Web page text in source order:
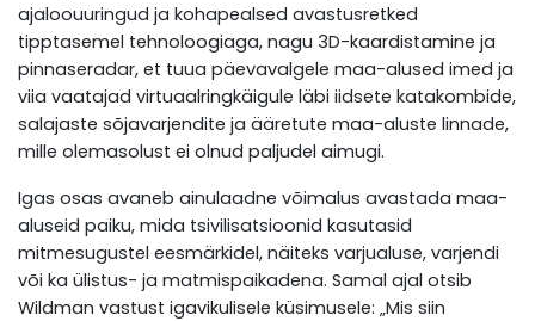
ajaloouuringud ja kohapealsed avastusretked
tipptasemel tehnoloogiaga, nagu 3D-kaardistamine ja
pinnaseradar, et tuua päevavalgele maa-alused imed ja
viia vaatajad virtuaalringkäigule läbi iidsete katakombide,
salajaste sõjavarjendite ja ääretute maa-aluste linnade,
mille olemasolust ei olnud paljudel aimugi.
Igas osas avaneb ainulaadne võimalus avastada maa-
aluseid paiku, mida tsivilisatsioonid kasutasid
mitmesugustel eesmärkidel, näiteks varjualuse, varjendi
või ka ülistus- ja matmispaikadena. Samal ajal otsib
Wildman vastust igavikulisele küsimusele: „Mis siin